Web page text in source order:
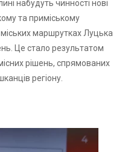
набудуть чинності нові
та приміському
міських маршрутках Луцька
Це стало результатом
рішень, спрямованих
регіону.